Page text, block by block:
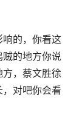
响的，你看这
贼的地方你说
方，蔡文胜徐
对吧你会看